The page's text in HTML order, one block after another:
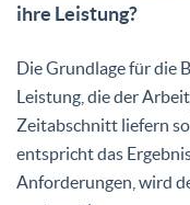
ihre Leistung?
Die Grundlage für die
Leistung, die der
Zeitabschnitt liefern
entspricht das
Anforderungen, wird